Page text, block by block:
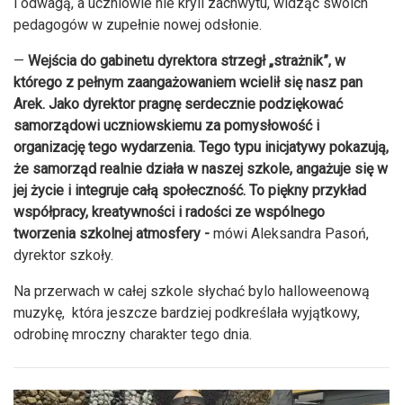
pedagogów w zupełnie nowej odsłonie.
— Wejścia do gabinetu dyrektora strzegł „strażnik”, w
którego z pełnym zaangażowaniem wcielił się nasz pan
Arek. Jako dyrektor pragnę serdecznie podziękować
samorządowi uczniowskiemu za pomysłowość i
organizację tego wydarzenia. Tego typu inicjatywy pokazują,
że samorząd realnie działa w naszej szkole, angażuje się w
jej życie i integruje całą społeczność. To piękny przykład
współpracy, kreatywności i radości ze wspólnego
tworzenia szkolnej atmosfery - mówi Aleksandra Pasoń,
dyrektor szkoły.
Na przerwach w całej szkole słychać bylo halloweenową
muzykę, która jeszcze bardziej podkreślała wyjątkowy,
odrobinę mroczny charakter tego dnia.